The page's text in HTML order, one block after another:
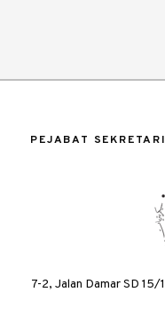
PEJABAT
7-2, Jalan Damar SD